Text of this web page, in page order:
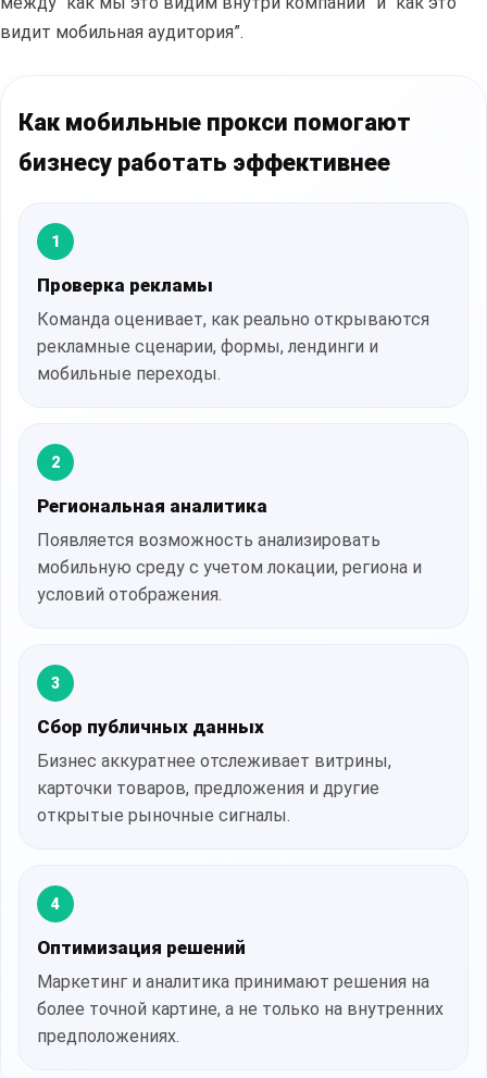
видит мобильная аудитория”.
Как мобильные прокси помогают
бизнесу работать эффективнее
1
Проверка рекламы
Команда оценивает, как реально открываются
рекламные сценарии, формы, лендинги и
мобильные переходы.
2
Региональная аналитика
Появляется возможность анализировать
мобильную среду с учетом локации, региона и
условий отображения.
3
Сбор публичных данных
Бизнес аккуратнее отслеживает витрины,
карточки товаров, предложения и другие
открытые рыночные сигналы.
4
Оптимизация решений
Маркетинг и аналитика принимают решения на
более точной картине, а не только на внутренних
предположениях.